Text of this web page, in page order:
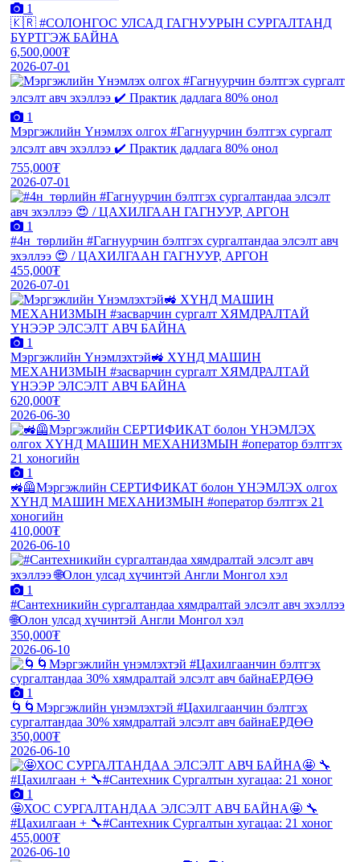
1
🇰🇷 #СОЛОНГОС УЛСАД ГАГНУУРЫН СУРГАЛТАНД
БҮРТГЭЖ БАЙНА
6,500,000₮
2026-07-01
1
Мэргэжлийн Үнэмлэх олгох #Гагнуурчин бэлтгэх сургалт
элсэлт авч эхэллээ ✔️ Практик дадлага 80% онол
755,000₮
2026-07-01
1
#4н_төрлийн #Гагнуурчин бэлтгэх сургалтандаа элсэлт авч
эхэллээ 😍 / ЦАХИЛГААН ГАГНУУР, АРГОН
455,000₮
2026-07-01
1
Мэргэжлийн Үнэмлэхтэй🚜 ХҮНД МАШИН
МЕХАНИЗМЫН #засварчин сургалт ХЯМДРАЛТАЙ
ҮНЭЭР ЭЛСЭЛТ АВЧ БАЙНА
620,000₮
2026-06-30
1
🚜🦺Мэргэжлийн СЕРТИФИКАТ болон ҮНЭМЛЭХ олгох
ХҮНД МАШИН МЕХАНИЗМЫН #оператор бэлтгэх 21
хоногийн
410,000₮
2026-06-10
1
#Сантехникийн сургалтандаа хямдралтай элсэлт авч эхэллээ
🌐Олон улсад хүчинтэй Англи Монгол хэл
350,000₮
2026-06-10
1
🌀🌀Мэргэжлийн үнэмлэхтэй #Цахилгаанчин бэлтгэх
сургалтандаа 30% хямдралтай элсэлт авч байнаЕРДӨӨ
350,000₮
2026-06-10
1
🤩ХОС СУРГАЛТАНДАА ЭЛСЭЛТ АВЧ БАЙНА🤩 🔧
#Цахилгаан + 🔧#Сантехник Сургалтын хугацаа: 21 хоног
455,000₮
2026-06-10